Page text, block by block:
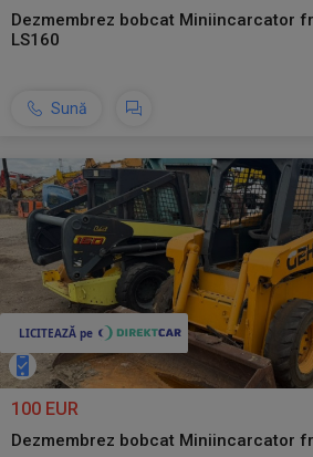
Dezmembrez bobcat Miniincarcator
LS160
Sună
100 EUR
Dezmembrez bobcat Miniincarcator